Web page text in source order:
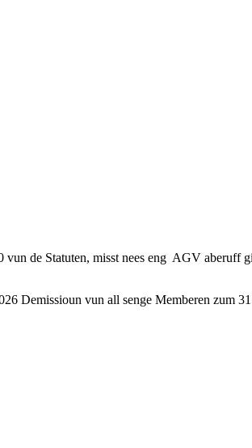
vun de Statuten, misst nees eng AGV aberuff
Demissioun vun all senge Memberen zum